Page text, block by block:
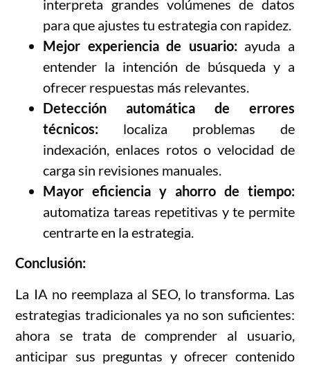
interpreta grandes volúmenes de datos
para que ajustes tu estrategia con rapidez.
Mejor experiencia de usuario:ayuda a
entender la intención de búsqueda y a
ofrecer respuestas más relevantes.
Detección automática de errores
técnicos: localiza problemas de
indexación, enlaces rotos o velocidad de
carga sin revisiones manuales.
Mayor eficiencia y ahorro de tiempo:
automatiza tareas repetitivas y te permite
centrarte en la estrategia.
Conclusión:
La IA no reemplaza al SEO, lo transforma. Las
estrategias tradicionales ya no son suficientes:
ahora se trata de comprender al usuario,
anticipar sus preguntas y ofrecer contenido